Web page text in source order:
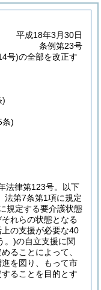
平成18年3月30日
条例第23号
号)の全部を改正す
)
条)
法律第123号。以下
法第7条第1項に規定
規定する要介護状態
れらの状態となる
の支援が必要な40
。)の自立支援に関
ることによって、
を図り、もって市
ることを目的とす